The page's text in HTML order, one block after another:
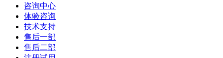
咨询中心
体验咨询
技术支持
售后一部
售后二部